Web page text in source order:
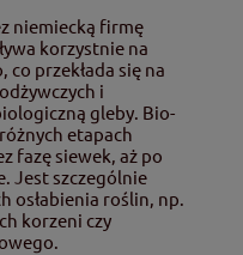
niemiecką firmę
korzystnie na
przekłada się na
i
gleby. Bio-
etapach
fazę siewek, aż po
Jest szczególnie
osłabienia roślin, np.
korzeni czy